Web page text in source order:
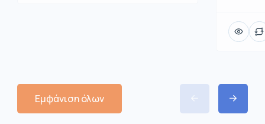
Εμφάνιση όλων